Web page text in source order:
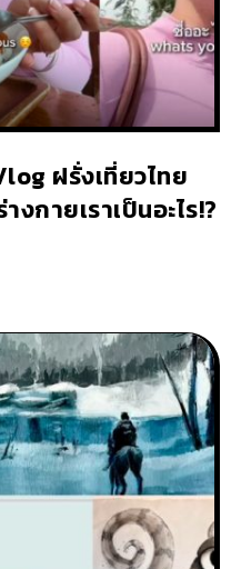
ฝรั่งเที่ยวไทย
กายเราเป็นอะไร!?